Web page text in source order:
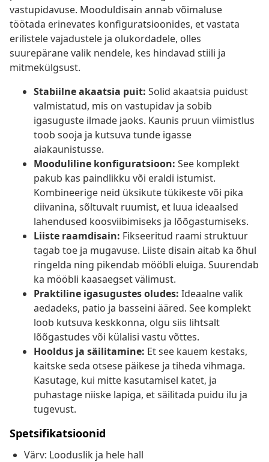
vastupidavuse. Mooduldisain annab võimaluse
töötada erinevates konfiguratsioonides, et vastata
erilistele vajadustele ja olukordadele, olles
suurepärane valik nendele, kes hindavad stiili ja
mitmekülgsust.
Stabiilne akaatsia puit: Solid akaatsia puidust
valmistatud, mis on vastupidav ja sobib
igasuguste ilmade jaoks. Kaunis pruun viimistlus
toob sooja ja kutsuva tunde igasse
aiakaunistusse.
Mooduliline konfiguratsioon: See komplekt
pakub kas paindlikku või eraldi istumist.
Kombineerige neid üksikute tükikeste või pika
diivanina, sõltuvalt ruumist, et luua ideaalsed
lahendused koosviibimiseks ja lõõgastumiseks.
Liiste raamdisain: Fikseeritud raami struktuur
tagab toe ja mugavuse. Liiste disain aitab ka õhul
ringelda ning pikendab mööbli eluiga. Suurendab
ka mööbli kaasaegset välimust.
Praktiline igasugustes oludes: Ideaalne valik
aedadeks, patio ja basseini ääred. See komplekt
loob kutsuva keskkonna, olgu siis lihtsalt
lõõgastudes või külalisi vastu võttes.
Hooldus ja säilitamine: Et see kauem kestaks,
kaitske seda otsese päikese ja tiheda vihmaga.
Kasutage, kui mitte kasutamisel katet, ja
puhastage niiske lapiga, et säilitada puidu ilu ja
tugevust.
Spetsifikatsioonid
Värv: Looduslik ja hele hall